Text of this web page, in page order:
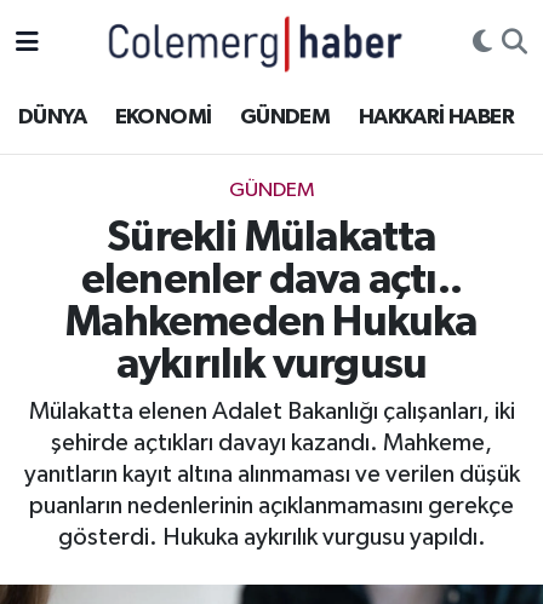
DÜNYA EKONOMİ GÜNDEM HAKKARİ HABER
GÜNDEM
Sürekli Mülakatta
elenenler dava açtı..
Mahkemeden Hukuka
aykırılık vurgusu
Mülakatta elenen Adalet Bakanlığı çalışanları, iki
şehirde açtıkları davayı kazandı. Mahkeme,
yanıtların kayıt altına alınmaması ve verilen düşük
puanların nedenlerinin açıklanmamasını gerekçe
gösterdi. Hukuka aykırılık vurgusu yapıldı.
ASAYİŞ
DOĞA
DÜNYA
EĞİTİM
EKONOMİ
GÜNDEM
Hakkari Haber
Hakkâri Hava Durumu
Hakkari Namaz Vakitleri
Hakkâri Trafik Yoğunluk Haritası
Süper Lig Puan Durumu ve Fikstür
Tüm Manşetler
Son Dakika Haberleri
Haber Arşivi